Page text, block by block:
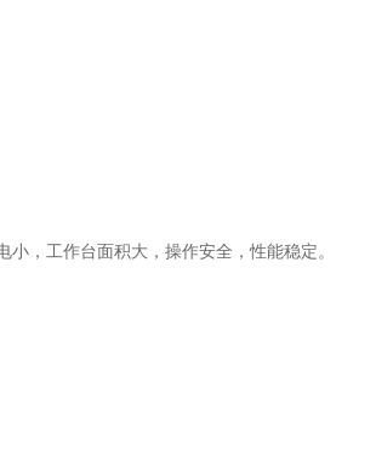
小，工作台面积大，操作安全，性能稳定。